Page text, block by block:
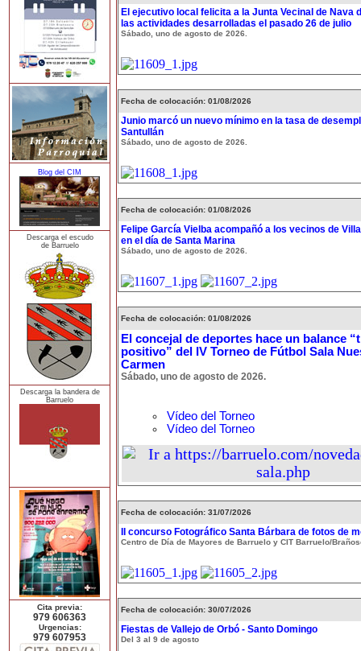
Blog del CIM
Descarga el escudo
de Barruelo
Descarga la bandera de
Barruelo
Cita previa:
979 606363
Urgencias:
979 607953
El ejecutivo local felicita a la Junta Vecinal de Nava
las actividades desarrolladas el pasado 26 de julio
Sábado, uno de agosto de 2026.
Fecha de colocación: 01/08/2026
Junio marcó un nuevo mínimo en la tasa de
Santullán
Sábado, uno de agosto de 2026.
Fecha de colocación: 01/08/2026
Felipe García Vielba acompañó a los vecinos de
en el día de Santa Marina
Sábado, uno de agosto de 2026.
Fecha de colocación: 01/08/2026
El concejal de deportes hace un balance
positivo” del IV Torneo de Fútbol Sala
Carmen
Sábado, uno de agosto de 2026.
Vídeo del Torneo
Vídeo del Torneo
Fecha de colocación: 31/07/2026
II concurso Fotográfico Santa Bárbara de fotos de
Centro de Día de Mayores de Barruelo y CIT Barruelo/
Fecha de colocación: 30/07/2026
Fiestas de Vallejo de Orbó - Santo Domingo
Del 3 al 9 de agosto